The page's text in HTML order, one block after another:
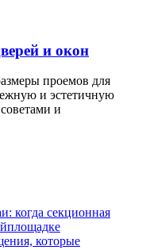
и окон
проемов для
и эстетичную
и
когда секционная
которые